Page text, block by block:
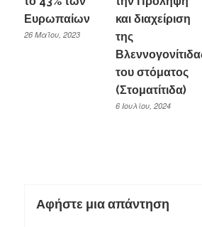
Ευρωπαίων
26 Μαΐου, 2023
και διαχείριση
της
του στόματος
(Στοματίτιδα)
6 Ιουλίου, 2024
Αφήστε μια απάντηση